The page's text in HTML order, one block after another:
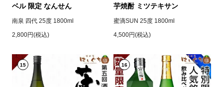
ベル 限定 なんせん
南泉 四代 25度 1800ml
2,800円(税込)
芋焼酎 ミツテキサン
蜜滴SUN 25度 1800ml
4,500円(税込)
15 16